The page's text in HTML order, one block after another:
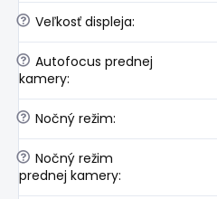
? Veľkosť displeja:
? Autofocus prednej
kamery:
? Nočný režim:
? Nočný režim
prednej kamery: